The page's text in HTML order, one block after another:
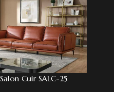
Salon Cuir SALC-25